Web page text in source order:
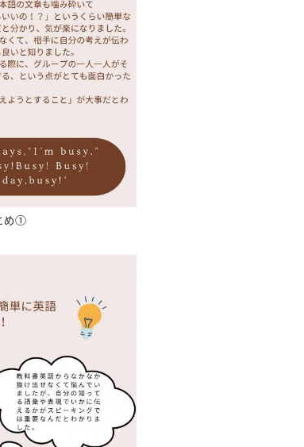
め①